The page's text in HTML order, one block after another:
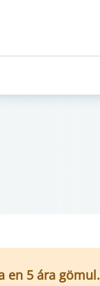
en 5 ára gömul.